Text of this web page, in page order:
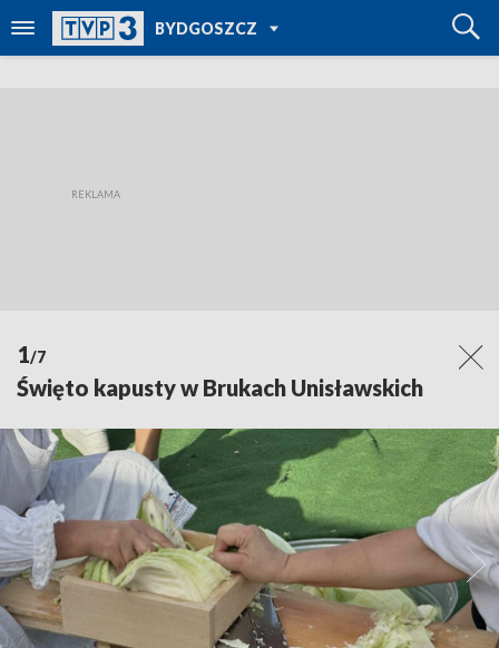
BYDGOSZCZ
TVP REGIONY
1/7
Święto kapusty w Brukach Unisławskich